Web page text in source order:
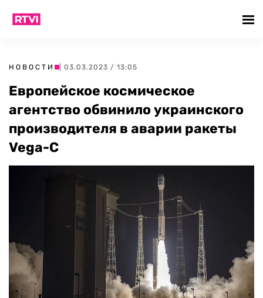
НОВОСТИ | 03.03.2023 / 13:05
Европейское космическое
агентство обвинило украинского
производителя в аварии ракеты
Vega-C